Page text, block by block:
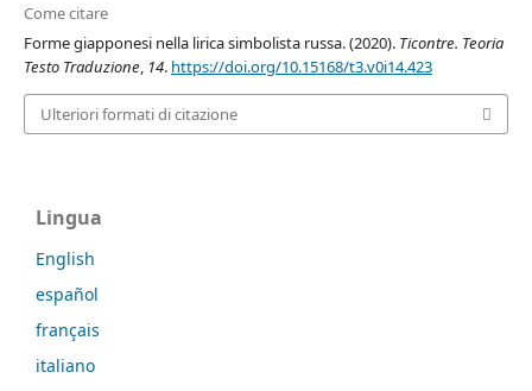
Come citare
Forme giapponesi nella lirica simbolista russa. (2020). Ticontre. Teoria
Testo Traduzione, 14. https://doi.org/10.15168/t3.v0i14.423
Ulteriori formati di citazione
Lingua
English
español
français
italiano